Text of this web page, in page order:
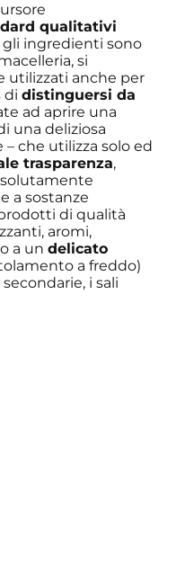
qualitativi
gli ingredienti sono
si
utilizzati anche per
didistinguersi da
ad aprire una
una deliziosa
– che utilizza solo ed
trasparenza,
a sostanze
di qualità
aromi,
a undelicato
a freddo)
i sali